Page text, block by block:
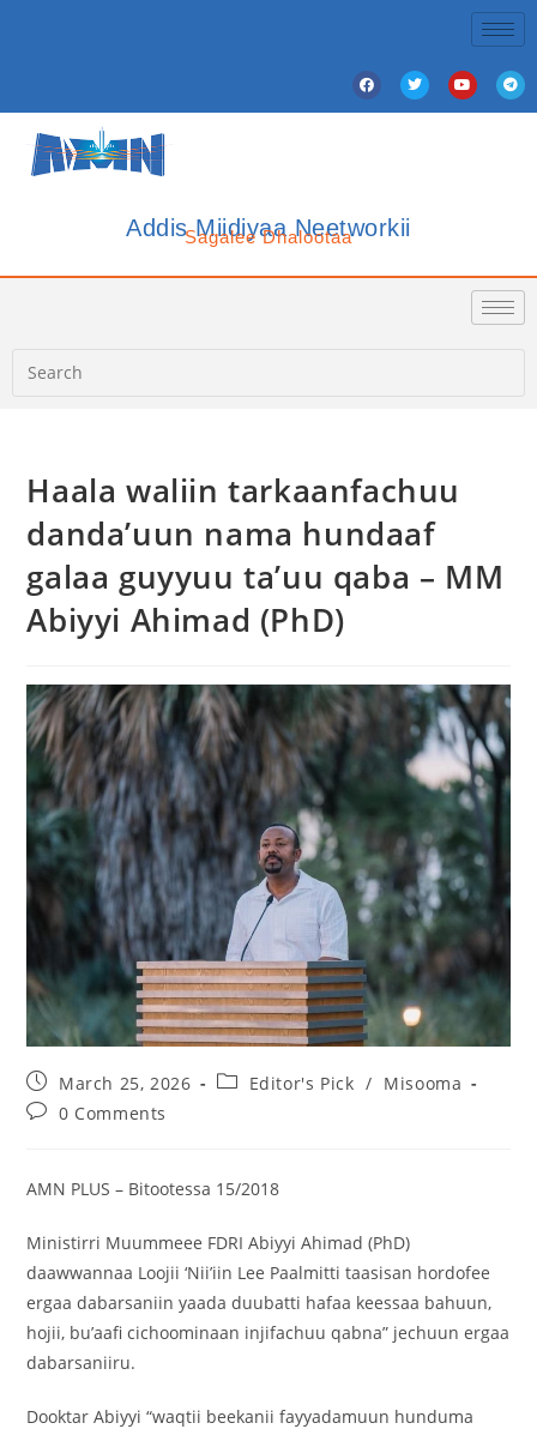
Addis Miidiyaa Neetworkii
Sagalee Dhalootaa
Haala waliin tarkaanfachuu
danda’uun nama hundaaf
galaa guyyuu ta’uu qaba – MM
Abiyyi Ahimad (PhD)
March 25, 2026 Editor's Pick / Misooma
0 Comments
AMN PLUS – Bitootessa 15/2018
Ministirri Muummeee FDRI Abiyyi Ahimad (PhD)
daawwannaa Loojii ‘Nii’iin Lee Paalmitti taasisan hordofee
ergaa dabarsaniin yaada duubatti hafaa keessaa bahuun,
hojii, bu’aafi cichoominaan injifachuu qabna” jechuun ergaa
dabarsaniiru.
Dooktar Abiyyi “waqtii beekanii fayyadamuun hunduma